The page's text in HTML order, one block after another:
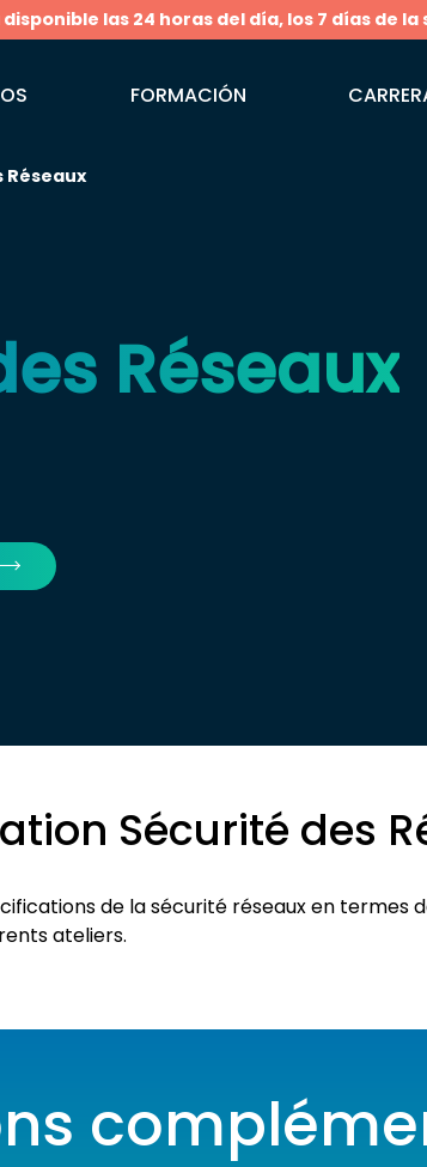
las 24 horas del día, los 7 días de la
FORMACIÓN
Réseaux
Sécurité des
de la sécurité réseaux en termes
ateliers.